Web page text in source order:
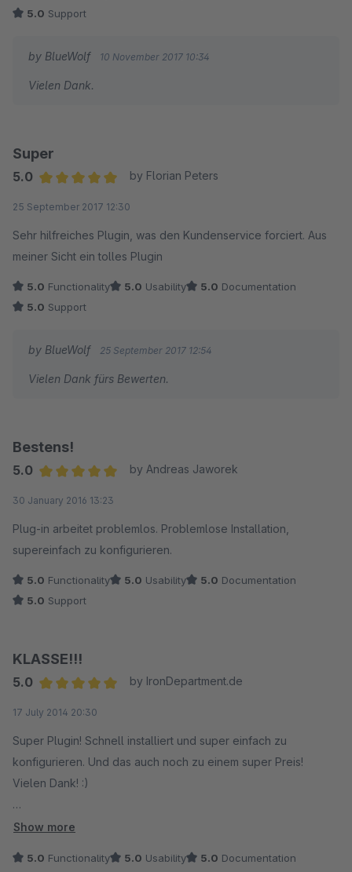
5.0 Support
by BlueWolf 10 November 2017 10:34
Vielen Dank.
Super
5.0
by Florian Peters
25 September 2017 12:30
Sehr hilfreiches Plugin, was den Kundenservice forciert. Aus
meiner Sicht ein tolles Plugin
5.0 Functionality 5.0 Usability 5.0 Documentation
5.0 Support
by BlueWolf 25 September 2017 12:54
Vielen Dank fürs Bewerten.
Bestens!
5.0
by Andreas Jaworek
30 January 2016 13:23
Plug-in arbeitet problemlos. Problemlose Installation,
supereinfach zu konfigurieren.
5.0 Functionality 5.0 Usability 5.0 Documentation
5.0 Support
KLASSE!!!
5.0
by IronDepartment.de
17 July 2014 20:30
Super Plugin! Schnell installiert und super einfach zu
konfigurieren. Und das auch noch zu einem super Preis!
Vielen Dank! :)
Begutachten kann man das Plugin in bei uns im Shop unter:
Show more
5.0 Functionality 5.0 Usability 5.0 Documentation